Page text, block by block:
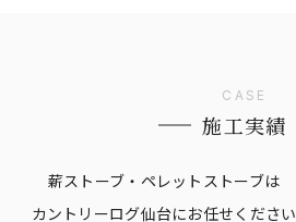
施工実績
薪ストーブ・ペレットストーブは
カントリーログ仙台にお任せください